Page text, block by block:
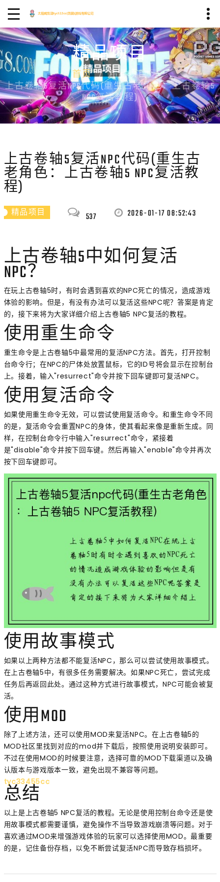
精品项目
首页
精品项目
上古卷轴5复活NPC代码(重生古老角色：上古卷轴5
NPC复活教程)
上古卷轴5复活NPC代码(重生古
老角色：上古卷轴5 NPC复活教
程)
精品项目 537 2026-01-17 08:52:43
上古卷轴5中如何复活
NPC？
在玩上古卷轴5时，有时会遇到喜欢的NPC死亡的情况，造成游戏
体验的影响。但是，有没有办法可以复活这些NPC呢？答案是肯定
的，接下来将为大家详细介绍上古卷轴5 NPC复活的教程。
使用重生命令
重生命令是上古卷轴5中最常用的复活NPC方法。首先，打开控制
台命令行；在NPC的尸体处放置鼠标，它的ID号将会显示在控制台
上。接着，输入"resurrect"命令并按下回车键即可复活NPC。
使用复活命令
如果使用重生命令无效，可以尝试使用复活命令。和重生命令不同
的是，复活命令会重置NPC的身体，使其看起来像是重新生成。同
样，在控制台命令行中输入"resurrect"命令，紧接着
是"disable"命令并按下回车键。然后再输入"enable"命令并再次
按下回车键即可。
使用故事模式
如果以上两种方法都不能复活NPC，那么可以尝试使用故事模式。
在上古卷轴5中，有很多任务需要解决。如果NPC死亡，尝试完成
任务后再返回此处。通过这种方式进行故事模式，NPC可能会被复
活。
使用MOD
除了上述方法，还可以使用MOD来复活NPC。在上古卷轴5的
MOD社区里找到对应的mod并下载后，按照使用说明安装即可。
不过在使用MOD的时候要注意，选择可靠的MOD下载渠道以及确
认版本与游戏版本一致，避免出现不兼容等问题。
tyc33455cc
总结
以上是上古卷轴5 NPC复活的教程。无论是使用控制台命令还是使
用故事模式都需要谨慎，避免操作不当导致游戏崩溃等问题。对于
喜欢通过MOD来增强游戏体验的玩家可以选择使用MOD。最重要
的是，记住备份存档，以免不断尝试复活NPC而导致存档损坏。